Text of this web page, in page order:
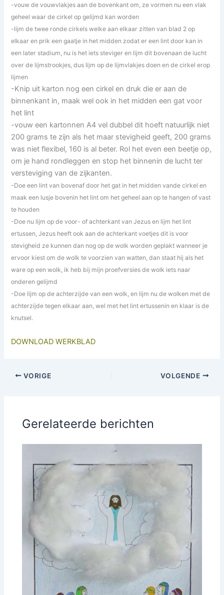
-vouw de vouwvlakjes aan de bovenkant om, ze vormen nu een vlak
geheel waar de cirkel op gelijmd kan worden
-lijm de twee ronde cirkels welke aan elkaar zitten van blad 2 op
elkaar en prik een gaatje in het midden zodat er een lint door kan in
een later stadium, nu is het iets steviger en lijm dit bovenaan de lucht
over de lijmstrookjes, dus lijm op de lijmvlakjes doen en de cirkel erop
lijmen
-Knip uit karton nog een cirkel en druk die er aan de
binnenkant in, maak wel ook in het midden een gat voor
het lint
-vouw een kartonnen A4 vel dubbel dit hoeft natuurlijk niet
200 grams te zijn als het maar stevigheid geeft, 200 grams
was niet flexibel, 160 is al beter. Rol het even een beetje op,
om je hand rondleggen en stop het binnenin de lucht ter
versteviging van de zijkanten.
-Doe een lint van bovenaf door het gat in het midden vande cirkel en
maak een lusje bovenin het lint om het geheel aan op te hangen of vast
te houden
-Doe nu lijm op de voor- of achterkant van Jezus en lijm het lint
ertussen, Jezus heeft ook aan de achterkant voetjes dit is voor
stevigheid ze kunnen dan nog op de wolk worden geplakt wanneer je
ervoor kiest om de wolk te voorzien van watten, dan staat hij als het
ware op een wolk, ik heb bij mijn proefversies de wolk iets naar
onderen gelijmd
-Doe lijm op de achterzijde van een wolk, en lijm nu de wolken met de
achterzijde tegen elkaar aan, wel met het lint ertussenin en klaar is de
knutsel.
DOWNLOAD WERKBLAD
VORIGE VOLGENDE
Gerelateerde berichten